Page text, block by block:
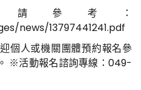
參考：
news/13797441241.pdf
個人或機關團體預約報名參
※活動報名諮詢專線：049-